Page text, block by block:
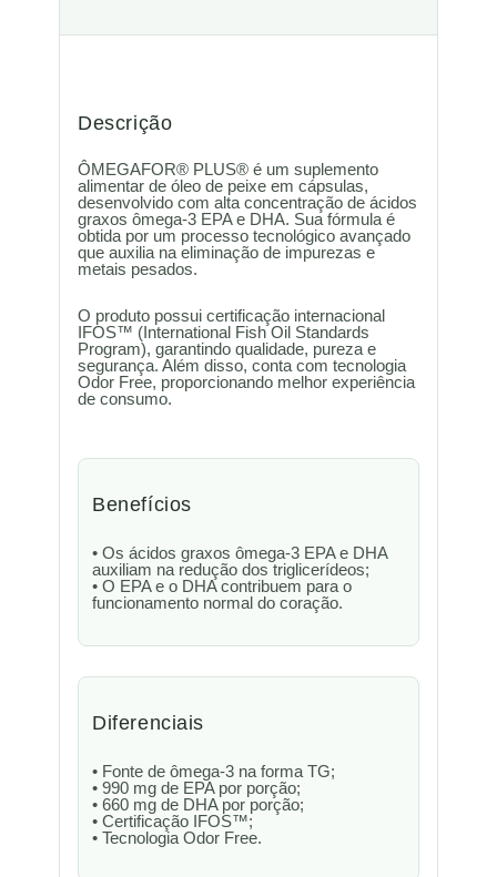
Descrição
ÔMEGAFOR® PLUS® é um suplemento
alimentar de óleo de peixe em cápsulas,
desenvolvido com alta concentração de ácidos
graxos ômega-3 EPA e DHA. Sua fórmula é
obtida por um processo tecnológico avançado
que auxilia na eliminação de impurezas e
metais pesados.
O produto possui certificação internacional
IFOS™ (International Fish Oil Standards
Program), garantindo qualidade, pureza e
segurança. Além disso, conta com tecnologia
Odor Free, proporcionando melhor experiência
de consumo.
Benefícios
• Os ácidos graxos ômega-3 EPA e DHA
auxiliam na redução dos triglicerídeos;
• O EPA e o DHA contribuem para o
funcionamento normal do coração.
Diferenciais
• Fonte de ômega-3 na forma TG;
• 990 mg de EPA por porção;
• 660 mg de DHA por porção;
• Certificação IFOS™;
• Tecnologia Odor Free.